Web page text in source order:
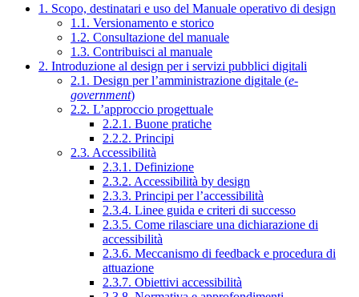
1. Scopo, destinatari e uso del Manuale operativo di design
1.1. Versionamento e storico
1.2. Consultazione del manuale
1.3. Contribuisci al manuale
2. Introduzione al design per i servizi pubblici digitali
2.1. Design per l’amministrazione digitale (e-
government)
2.2. L’approccio progettuale
2.2.1. Buone pratiche
2.2.2. Principi
2.3. Accessibilità
2.3.1. Definizione
2.3.2. Accessibilità by design
2.3.3. Principi per l’accessibilità
2.3.4. Linee guida e criteri di successo
2.3.5. Come rilasciare una dichiarazione di
accessibilità
2.3.6. Meccanismo di feedback e procedura di
attuazione
2.3.7. Obiettivi accessibilità